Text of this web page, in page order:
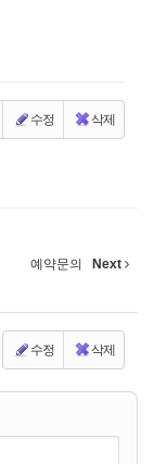
수정 삭제
예약문의 Next
수정 삭제